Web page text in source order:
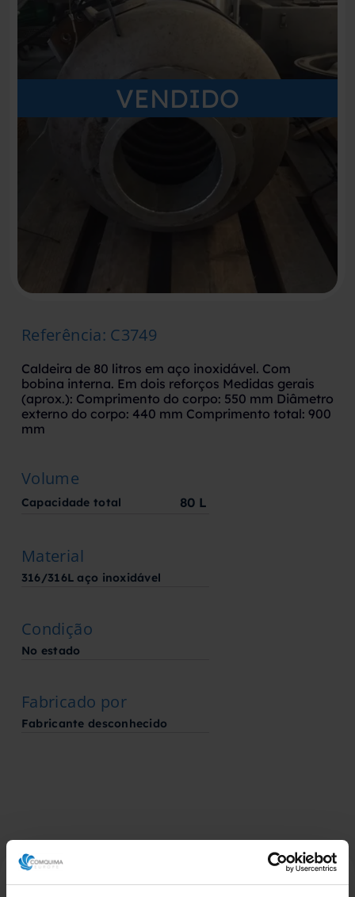
VENDIDO
Referência: C3749
Caldeira de 80 litros em aço inoxidável. Com
bobina interna. Em dois reforços Medidas gerais
(aprox.): Comprimento do corpo: 550 mm Diâmetro
externo do corpo: 440 mm Comprimento total: 900
mm
Volume
Capacidade total 80 L
Material
316/316L aço inoxidável
Condição
No estado
Fabricado por
Fabricante desconhecido